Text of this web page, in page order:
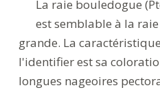
La raie bouledogue
est semblable à la
grande. La
l'identifier est sa
longues nageoires